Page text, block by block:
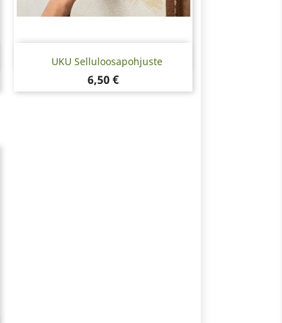
UKU Selluloosapohjuste
Hinta
6,50 €
Pikakatselu